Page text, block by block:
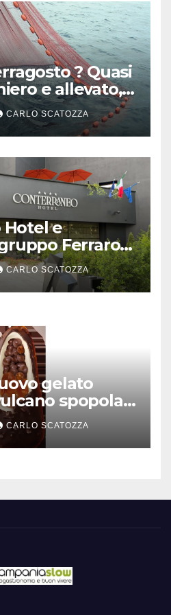
? Quasi
e allevato,
CARLO SCATOZZA
Hotel e
Ferraro
e il gusto
CARLO SCATOZZA
gelato
spopola,
CARLO SCATOZZA